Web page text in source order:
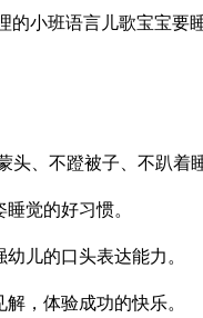
的小班语言儿歌宝宝要
头、不蹬被子、不趴着
觉的好习惯。
儿的口头表达能力。
，体验成功的快乐。